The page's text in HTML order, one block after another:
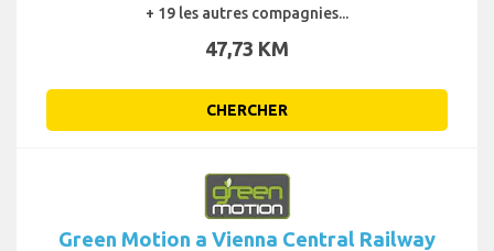
+ 19 les autres compagnies...
47,73 KM
CHERCHER
Green Motion a Vienna Central Railway